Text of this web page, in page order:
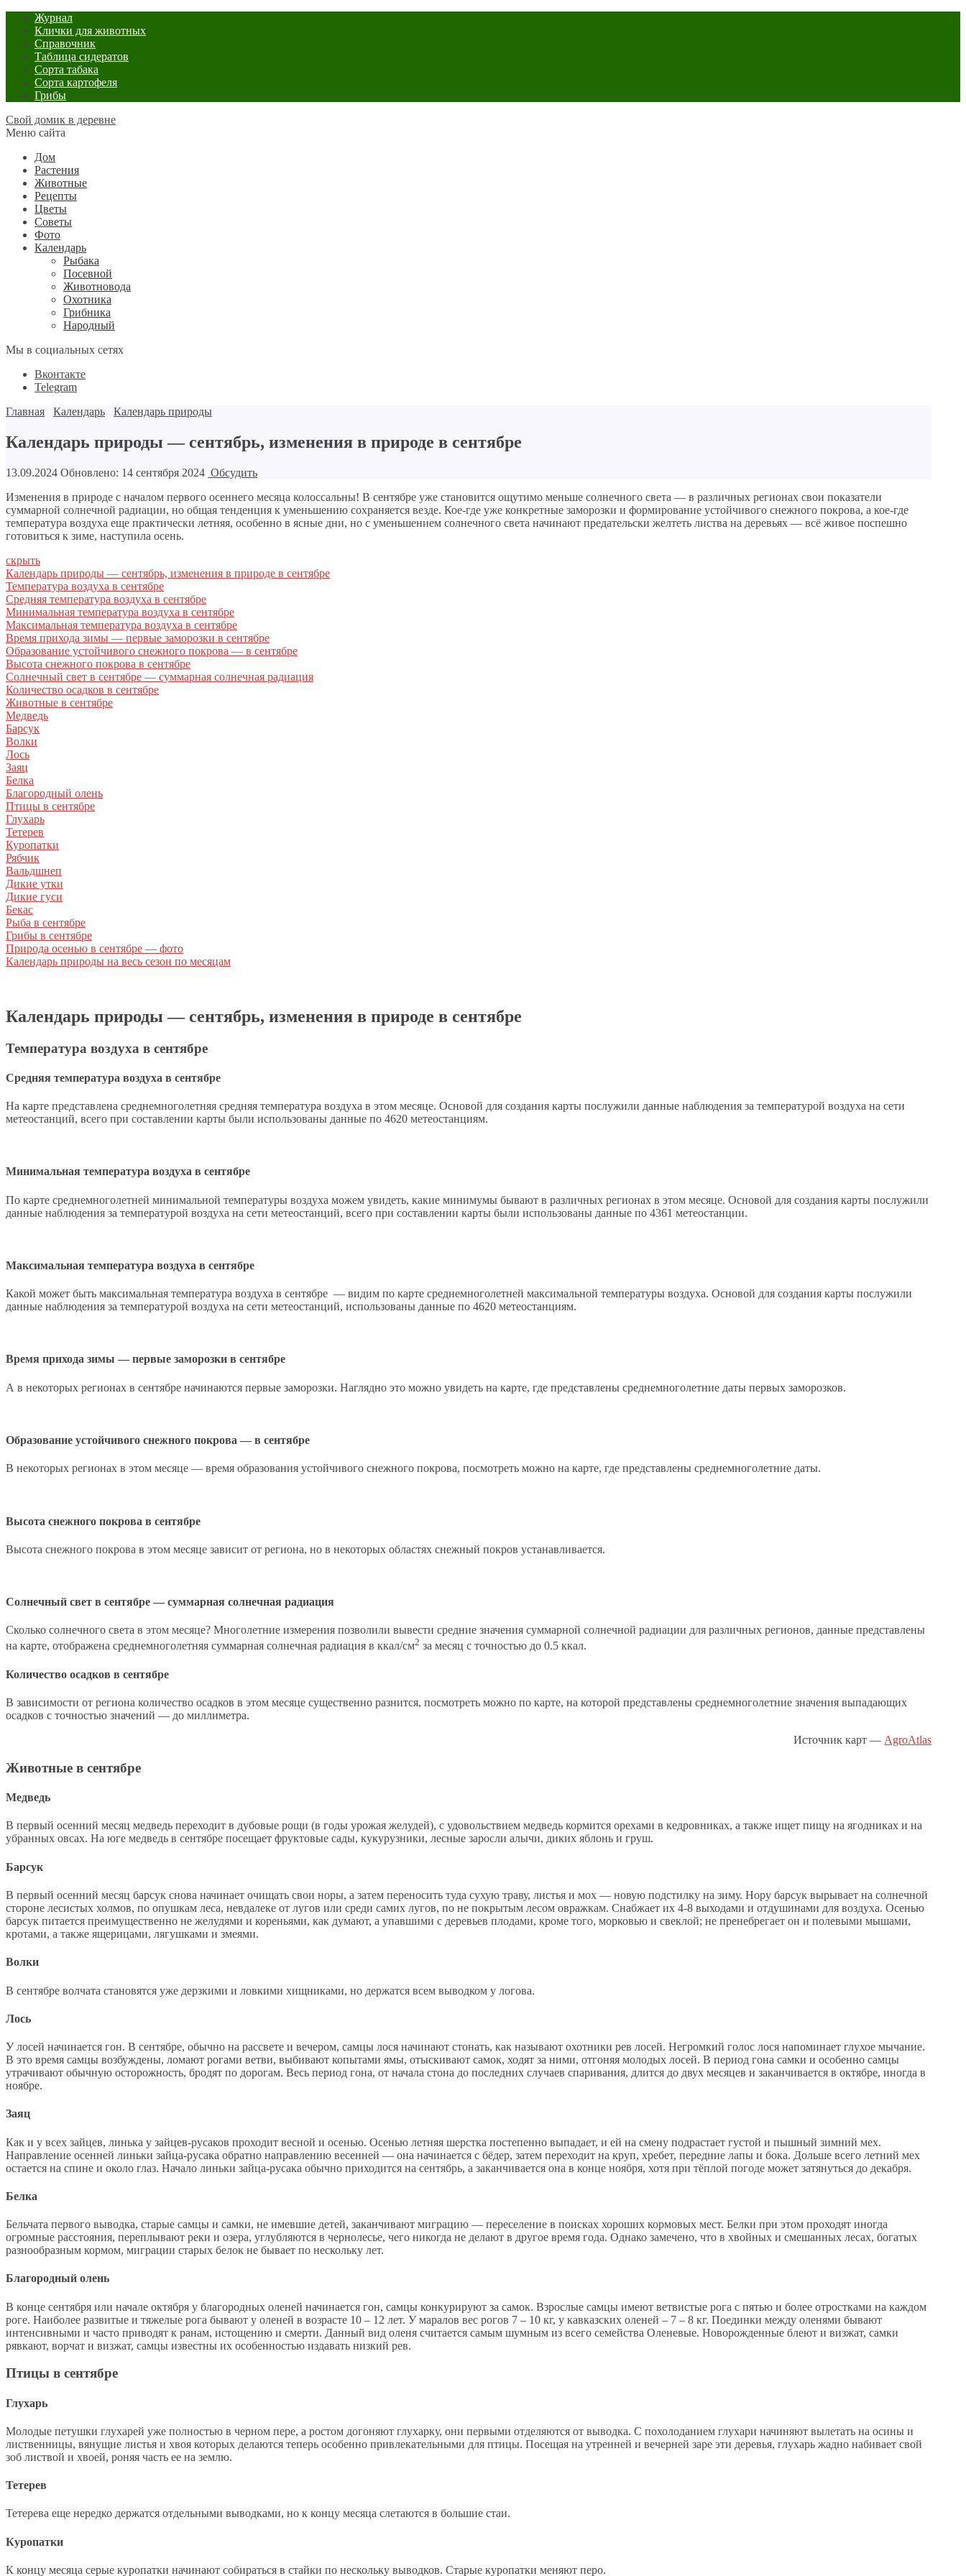
Журнал
Клички для животных
Справочник
Таблица сидератов
Сорта табака
Сорта картофеля
Грибы
Свой домик в деревне
Меню сайта
Дом
Растения
Животные
Рецепты
Цветы
Советы
Фото
Календарь
Рыбака
Посевной
Животновода
Охотника
Грибника
Народный
Мы в социальных сетях
Вконтакте
Telegram
Главная
Календарь Календарь природы
Календарь природы — сентябрь, изменения в природе в сентябре
13.09.2024 Обновлено: 14 сентября 2024 Обсудить
Изменения в природе с началом первого осеннего месяца колоссальны! В сентябре уже становится ощутимо меньше солнечного света — в различных регионах свои показатели
суммарной солнечной радиации, но общая тенденция к уменьшению сохраняется везде. Кое-где уже конкретные заморозки и формирование устойчивого снежного покрова, а кое-где
температура воздуха еще практически летняя, особенно в ясные дни, но с уменьшением солнечного света начинают предательски желтеть листва на деревьях — всё живое поспешно
готовиться к зиме, наступила осень.
скрыть
Календарь природы — сентябрь, изменения в природе в сентябре
Температура воздуха в сентябре
Средняя температура воздуха в сентябре
Минимальная температура воздуха в сентябре
Максимальная температура воздуха в сентябре
Время прихода зимы — первые заморозки в сентябре
Образование устойчивого снежного покрова — в сентябре
Высота снежного покрова в сентябре
Солнечный свет в сентябре — суммарная солнечная радиация
Количество осадков в сентябре
Животные в сентябре
Медведь
Барсук
Волки
Лось
Заяц
Белка
Благородный олень
Птицы в сентябре
Глухарь
Тетерев
Куропатки
Рябчик
Вальдшнеп
Дикие утки
Дикие гуси
Бекас
Рыба в сентябре
Грибы в сентябре
Природа осенью в сентябре — фото
Календарь природы на весь сезон по месяцам
Календарь природы — сентябрь, изменения в природе в сентябре
Температура воздуха в сентябре
Средняя температура воздуха в сентябре
На карте представлена среднемноголетняя средняя температура воздуха в этом месяце. Основой для создания карты послужили данные наблюдения за температурой воздуха на сети
метеостанций, всего при составлении карты были использованы данные по 4620 метеостанциям.
Минимальная температура воздуха в сентябре
По карте среднемноголетней минимальной температуры воздуха можем увидеть, какие минимумы бывают в различных регионах в этом месяце. Основой для создания карты послужили
данные наблюдения за температурой воздуха на сети метеостанций, всего при составлении карты были использованы данные по 4361 метеостанции.
Максимальная температура воздуха в сентябре
Какой может быть максимальная температура воздуха в сентябре — видим по карте среднемноголетней максимальной температуры воздуха. Основой для создания карты послужили
данные наблюдения за температурой воздуха на сети метеостанций, использованы данные по 4620 метеостанциям.
Время прихода зимы — первые заморозки в сентябре
А в некоторых регионах в сентябре начинаются первые заморозки. Наглядно это можно увидеть на карте, где представлены среднемноголетние даты первых заморозков.
Образование устойчивого снежного покрова — в сентябре
В некоторых регионах в этом месяце — время образования устойчивого снежного покрова, посмотреть можно на карте, где представлены среднемноголетние даты.
Высота снежного покрова в сентябре
Высота снежного покрова в этом месяце зависит от региона, но в некоторых областях снежный покров устанавливается.
Солнечный свет в сентябре — суммарная солнечная радиация
Сколько солнечного света в этом месяце? Многолетние измерения позволили вывести средние значения суммарной солнечной радиации для различных регионов, данные представлены
на карте, отображена среднемноголетняя суммарная солнечная радиация в ккал/см2 за месяц с точностью до 0.5 ккал.
Количество осадков в сентябре
В зависимости от региона количество осадков в этом месяце существенно разнится, посмотреть можно по карте, на которой представлены среднемноголетние значения выпадающих
осадков с точностью значений — до миллиметра.
Источник карт — AgroAtlas
Животные в сентябре
Медведь
В первый осенний месяц медведь переходит в дубовые рощи (в годы урожая желудей), с удовольствием медведь кормится орехами в кедровниках, а также ищет пищу на ягодниках и на
убранных овсах. На юге медведь в сентябре посещает фруктовые сады, кукурузники, лесные заросли алычи, диких яблонь и груш.
Барсук
В первый осенний месяц барсук снова начинает очищать свои норы, а затем переносить туда сухую траву, листья и мох — новую подстилку на зиму. Нору барсук вырывает на солнечной
стороне лесистых холмов, по опушкам леса, невдалеке от лугов или среди самих лугов, по не покрытым лесом овражкам. Снабжает их 4-8 выходами и отдушинами для воздуха. Осенью
барсук питается преимущественно не желудями и кореньями, как думают, а упавшими с деревьев плодами, кроме того, морковью и свеклой; не пренебрегает он и полевыми мышами,
кротами, а также ящерицами, лягушками и змеями.
Волки
В сентябре волчата становятся уже дерзкими и ловкими хищниками, но держатся всем выводком у логова.
Лось
У лосей начинается гон. В сентябре, обычно на рассвете и вечером, самцы лося начинают стонать, как называют охотники рев лосей. Негромкий голос лося напоминает глухое мычание.
В это время самцы возбуждены, ломают рогами ветви, выбивают копытами ямы, отыскивают самок, ходят за ними, отгоняя молодых лосей. В период гона самки и особенно самцы
утрачивают обычную осторожность, бродят по дорогам. Весь период гона, от начала стона до последних случаев спаривания, длится до двух месяцев и заканчивается в октябре, иногда в
ноябре.
Заяц
Как и у всех зайцев, линька у зайцев-русаков проходит весной и осенью. Осенью летняя шерстка постепенно выпадает, и ей на смену подрастает густой и пышный зимний мех.
Направление осенней линьки зайца-русака обратно направлению весенней — она начинается с бёдер, затем переходит на круп, хребет, передние лапы и бока. Дольше всего летний мех
остается на спине и около глаз. Начало линьки зайца-русака обычно приходится на сентябрь, а заканчивается она в конце ноября, хотя при тёплой погоде может затянуться до декабря.
Белка
Бельчата первого выводка, старые самцы и самки, не имевшие детей, заканчивают миграцию — переселение в поисках хороших кормовых мест. Белки при этом проходят иногда
огромные расстояния, переплывают реки и озера, углубляются в чернолесье, чего никогда не делают в другое время года. Однако замечено, что в хвойных и смешанных лесах, богатых
разнообразным кормом, миграции старых белок не бывает по нескольку лет.
Благородный олень
В конце сентября или начале октября у благородных оленей начинается гон, самцы конкурируют за самок. Взрослые самцы имеют ветвистые рога с пятью и более отростками на каждом
роге. Наиболее развитые и тяжелые рога бывают у оленей в возрасте 10 – 12 лет. У маралов вес рогов 7 – 10 кг, у кавказских оленей – 7 – 8 кг. Поединки между оленями бывают
интенсивными и часто приводят к ранам, истощению и смерти. Данный вид оленя считается самым шумным из всего семейства Оленевые. Новорожденные блеют и визжат, самки
рявкают, ворчат и визжат, самцы известны их особенностью издавать низкий рев.
Птицы в сентябре
Глухарь
Молодые петушки глухарей уже полностью в черном пере, а ростом догоняют глухарку, они первыми отделяются от выводка. С похолоданием глухари начиняют вылетать на осины и
лиственницы, вянущие листья и хвоя которых делаются теперь особенно привлекательными для птицы. Посещая на утренней и вечерней заре эти деревья, глухарь жадно набивает свой
зоб листвой и хвоей, роняя часть ее на землю.
Тетерев
Тетерева еще нередко держатся отдельными выводками, но к концу месяца слетаются в большие стаи.
Куропатки
К концу месяца серые куропатки начинают собираться в стайки по нескольку выводков. Старые куропатки меняют перо.